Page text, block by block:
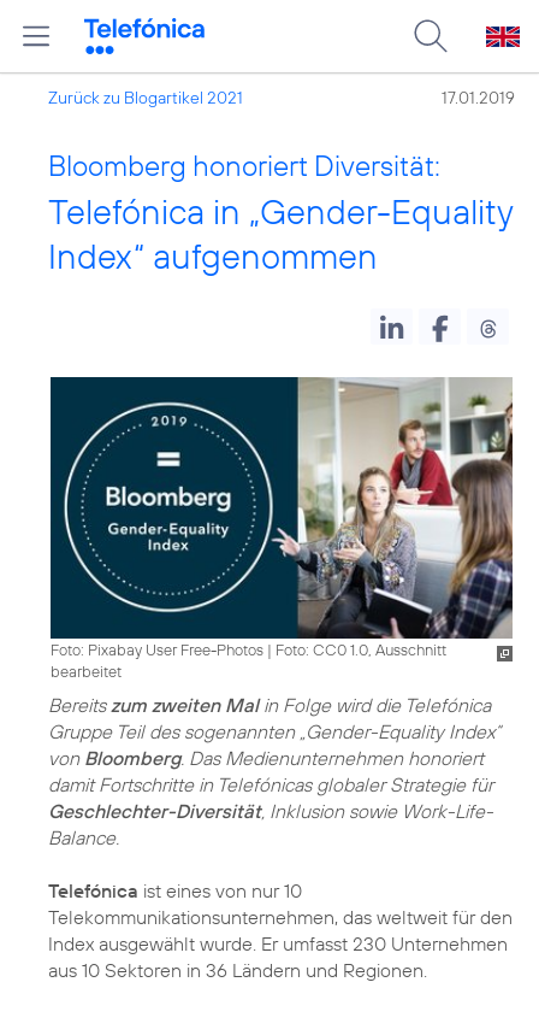
Zurück zu Blogartikel 2021 17.01.2019
Bloomberg honoriert Diversität:
Telefónica in „Gender-Equality
Index“ aufgenommen
Foto: Pixabay User Free-Photos | Foto: CC0 1.0, Ausschnitt
bearbeitet
Bereits zum zweiten Malin Folge wird die Telefónica
Gruppe Teil des sogenannten „Gender-Equality Index“
von Bloomberg. Das Medienunternehmen honoriert
damit Fortschritte in Telefónicas globaler Strategie für
Geschlechter-Diversität, Inklusion sowie Work-Life-
Balance.
Telefónica ist eines von nur 10
Telekommunikationsunternehmen, das weltweit für den
Index ausgewählt wurde. Er umfasst 230 Unternehmen
aus 10 Sektoren in 36 Ländern und Regionen.